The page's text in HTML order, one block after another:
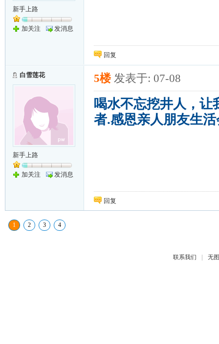
新手上路
加关注 发消息
回复
白雪莲花
新手上路
加关注 发消息
5楼 发表于: 07-08
喝水不忘挖井人，让
者.感恩亲人朋友生
回复
1 2 3 4
联系我们 | 无